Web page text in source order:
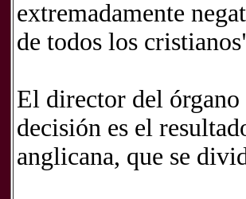
extremadamente
de todos los
El director del
decisión es el
anglicana, que se